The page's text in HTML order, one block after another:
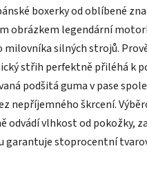
boxerky od oblíbené
obrázkem legendární
milovníka silných strojů.
střih perfektně přiléhá k
podšitá guma v pase
nepříjemného škrcení.
odvádí vlhkost od pokožky,
garantuje stoprocentní